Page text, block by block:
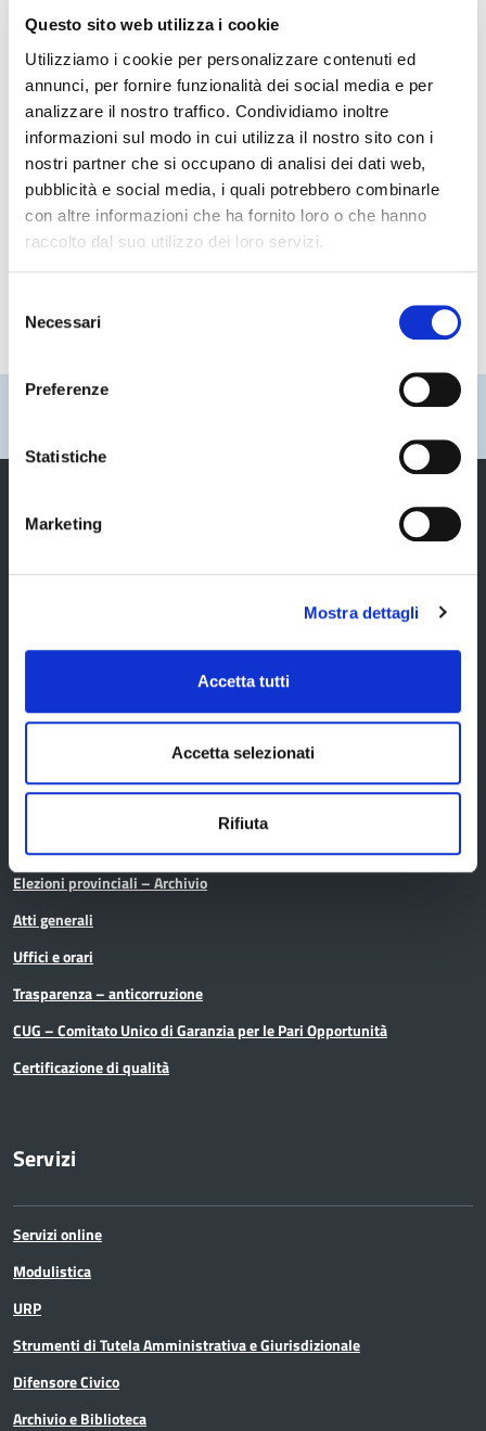
Questo sito web utilizza i cookie
Utilizziamo i cookie per personalizzare contenuti ed
annunci, per fornire funzionalità dei social media e per
analizzare il nostro traffico. Condividiamo inoltre
informazioni sul modo in cui utilizza il nostro sito con i
nostri partner che si occupano di analisi dei dati web,
pubblicità e social media, i quali potrebbero combinarle
con altre informazioni che ha fornito loro o che hanno
raccolto dal suo utilizzo dei loro servizi.
delNecessari
Preferenze
Statistiche
Marketing
Mostra dettagli
Accetta tutti
Accetta selezionati
Rifiuta
l’attività di vigilanza ittica e venatoria in collaborazione
con la Polizia locale della Provincia di Modena
Avviso pubblico finalizzato alla ricerca di Guardie
Volontarie per attività di vigilanza ittica e venatoria in
collaborazione con la Polizia Provinciale
Avviso di vendita a trattativa privata di tre motocicli ed un
Elezioni del Presidente della Provincia del 28/01/2023
Elezioni provinciali – Archivio
Atti generali
Uffici e orari
Trasparenza – anticorruzione
CUG – Comitato Unico di Garanzia per le Pari Opportunità
Certificazione di qualità
Servizi
Servizi online
Modulistica
URP
Strumenti di Tutela Amministrativa e Giurisdizionale
Difensore Civico
Archivio e Biblioteca